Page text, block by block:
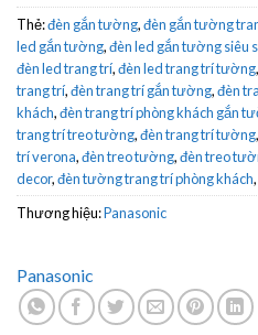
Thẻ:đèn gắn tường,đèn gắn tường
led gắn tường,đèn led gắn tường siêu
đèn led trang trí,đèn led trang trí tường,
trang trí,đèn trang trí gắn tường,đèn
khách,đèn trang trí phòng khách gắn
trang trí treo tường,đèn trang trí tường,
trí verona,đèn treo tường,đèn treo
decor,đèn tường trang trí phòng khách,
Thương hiệu:Panasonic
Panasonic